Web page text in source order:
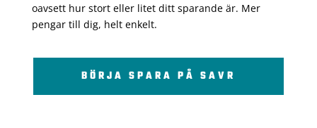
oavsett hur stort eller litet ditt sparande är. Mer
pengar till dig, helt enkelt.
BÖRJA SPARA PÅ SAVR